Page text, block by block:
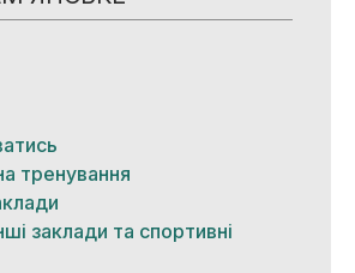
тренування
заклади та спортивні